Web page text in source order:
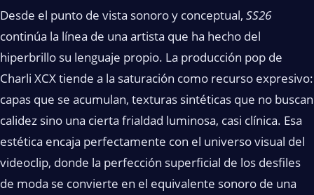
Desde el punto de vista sonoro y conceptual, SS26
continúa la línea de una artista que ha hecho del
hiperbrillo su lenguaje propio. La producción pop de
Charli XCX tiende a la saturación como recurso expresivo:
capas que se acumulan, texturas sintéticas que no buscan
calidez sino una cierta frialdad luminosa, casi clínica. Esa
estética encaja perfectamente con el universo visual del
videoclip, donde la perfección superficial de los desfiles
de moda se convierte en el equivalente sonoro de una